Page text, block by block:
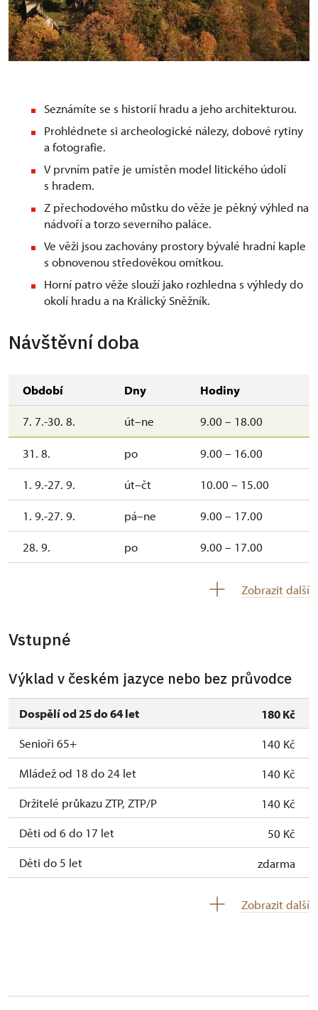
Seznámíte se s historií hradu a jeho architekturou.
Prohlédnete si archeologické nálezy, dobové rytiny
a fotografie.
V prvním patře je umístěn model litického údolí
s hradem.
Z přechodového můstku do věže je pěkný výhled na
nádvoří a torzo severního paláce.
Ve věži jsou zachovány prostory bývalé hradní kaple
s obnovenou středověkou omítkou.
Horní patro věže slouží jako rozhledna s výhledy do
okolí hradu a na Králický Sněžník.
Návštěvní doba
Období Dny Hodiny
7. 7.-30. 8. út–ne 9.00 – 18.00
31. 8. po 9.00 – 16.00
1. 9.-27. 9. út–čt 10.00 – 15.00
1. 9.-27. 9. pá–ne 9.00 – 17.00
28. 9. po 9.00 – 17.00
10.00 – 14.00
24. 10.-25. 10.
26. 10.-29. 10. 9.00 – 16.00
30. 10.-31. 10. pá–so 10.00 – 15.00
2. 11.-31. 12.
Zobrazit další
Vstupné
Výklad v českém jazyce nebo bez průvodce
Dospělí od 25 do 64 let
180 Kč
Senioři 65+
140 Kč
Mládež od 18 do 24 let
140 Kč
Držitelé průkazu ZTP, ZTP/P
140 Kč
Děti od 6 do 17 let
50 Kč
Děti do 5 let
zdarma
Zobrazit další